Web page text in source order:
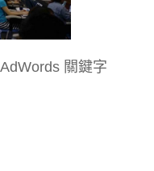
關鍵字